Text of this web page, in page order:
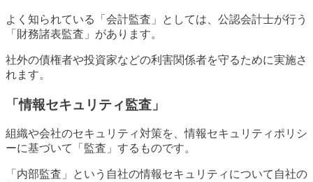
よく知られている「会計監査」としては、公認会計士が行う
「財務諸表監査」があります。
社外の債権者や投資家などの利害関係者を守るために実施さ
れます。
「情報セキュリティ監査」
組織や会社のセキュリティ対策を、情報セキュリティポリシ
ーに基づいて「監査」するものです。
「内部監査」という自社の情報セキュリティについて自社の